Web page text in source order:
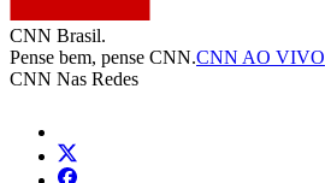
CNN Brasil.
Pense bem, pense CNN.CNN AO VIVO
CNN Nas Redes